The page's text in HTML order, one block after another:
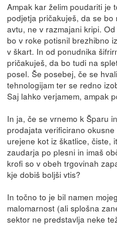
Ampak kar želim poudariti je
podjetja pričakuješ, da se
avtu, ne v razmajani kripi.
bo v roke potisnil brezhibno
v škart. In od ponudnika
pričakuješ, da bo tudi na
posel. Še posebej, če se
tehnologijam ter se redno
Saj lahko verjamem, ampak
In ja, če se vrnemo k Šparu
prodajata verificirano
urejene kot iz škatlice, čiste,
zaudarja po plesni in imaš
krofi so v obeh trgovinah
kje dobiš boljši vtis?
In točno to je bil namen
malomarnost (ali splošna
sektor ne predstavlja neke